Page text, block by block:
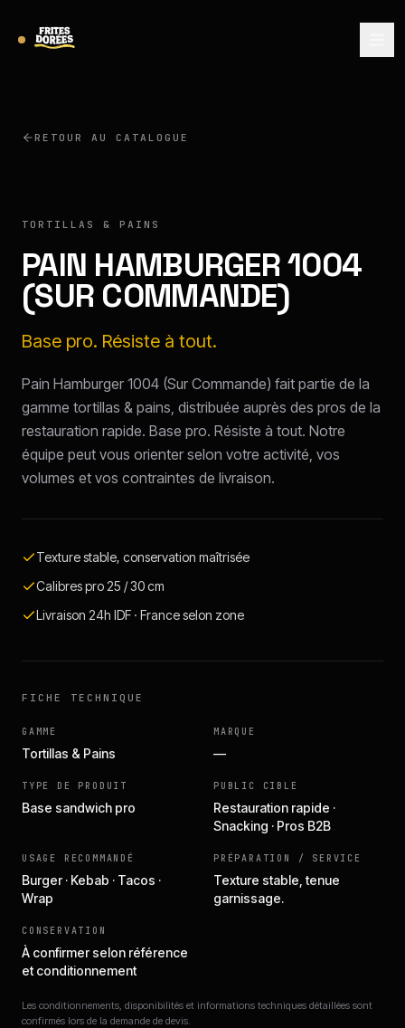
RETOUR AU CATALOGUE
TORTILLAS & PAINS
PAIN HAMBURGER 1004
(SUR COMMANDE)
Base pro. Résiste à tout.
Pain Hamburger 1004 (Sur Commande) fait partie de la
gamme tortillas & pains, distribuée auprès des pros de la
restauration rapide. Base pro. Résiste à tout. Notre
équipe peut vous orienter selon votre activité, vos
volumes et vos contraintes de livraison.
Texture stable, conservation maîtrisée
Calibres pro 25 / 30 cm
Livraison 24h IDF · France selon zone
FICHE TECHNIQUE
GAMME
Tortillas & Pains
MARQUE
—
TYPE DE PRODUIT
Base sandwich pro
PUBLIC CIBLE
Restauration rapide ·
Snacking · Pros B2B
USAGE RECOMMANDÉ
Burger · Kebab · Tacos ·
Wrap
PRÉPARATION / SERVICE
Texture stable, tenue
garnissage.
CONSERVATION
À confirmer selon référence
et conditionnement
Les conditionnements, disponibilités et informations techniques détaillées sont
confirmés lors de la demande de devis.